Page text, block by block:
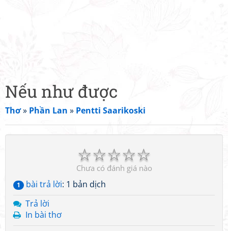
Nếu như được
Thơ» Phần Lan » Pentti Saarikoski
☆
☆
☆
☆
☆
Chưa có đánh giá nào
1 bài trả lời: 1 bản dịch
Trả lời
In bài thơ